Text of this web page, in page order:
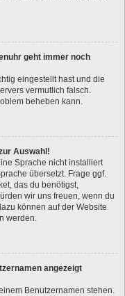
geht immer noch
eingestellt hast und die
vermutlich falsch.
beheben kann.
Auswahl!
Sprache nicht installiert
übersetzt. Frage ggf.
das du benötigst,
wir uns freuen, wenn du
können auf der Website
werden.
angezeigt
Benutzernamen stehen.